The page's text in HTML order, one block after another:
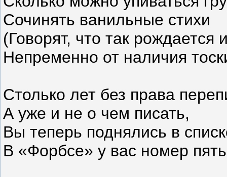
Сочинять ванильные стихи
(Говорят, что так рождается
Непременно от наличия
Столько лет без права
А уже и не о чем писать,
Вы теперь поднялись в
В «Форбсе» у вас номер